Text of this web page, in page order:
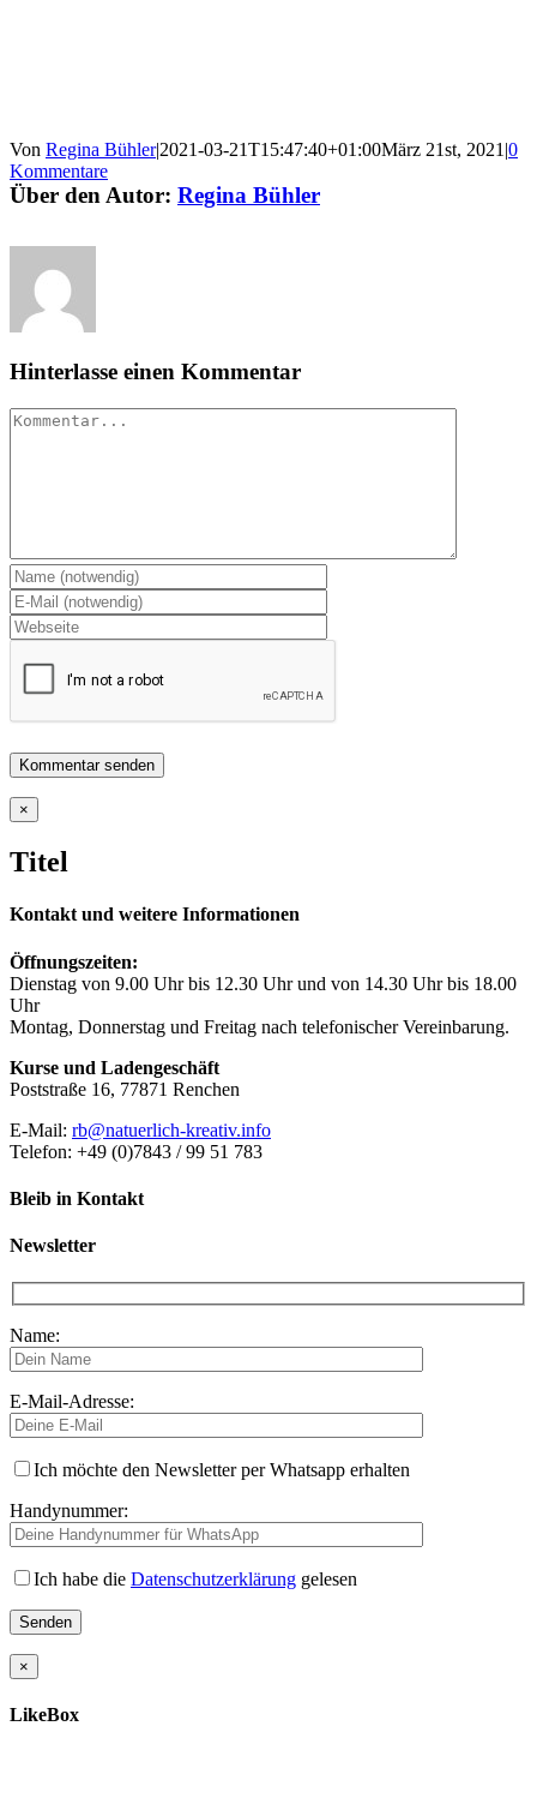
Von Regina Bühler|2021-03-21T15:47:40+01:00März 21st, 2021 |0
Kommentare
Über den Autor: Regina Bühler
Hinterlasse einen Kommentar
Kommentar
Close
product
view
×
Titel
Kontakt und weitere Informationen
Öffnungszeiten:
Dienstag von 9.00 Uhr bis 12.30 Uhr und von 14.30 Uhr bis 18.00
Uhr
Montag, Donnerstag und Freitag nach telefonischer Vereinbarung.
Kurse und Ladengeschäft
Poststraße 16, 77871 Renchen
E-Mail: rb@natuerlich-kreativ.info
Telefon: +49 (0)7843 / 99 51 783
Bleib in Kontakt
Newsletter
Name:
E-Mail-Adresse:
Ich möchte den Newsletter per Whatsapp erhalten
Handynummer:
Ich habe die Datenschutzerklärung gelesen
×
LikeBox